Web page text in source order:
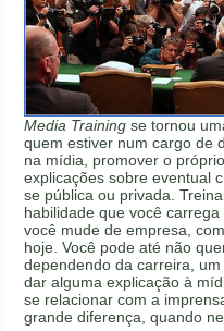
Media Training se tornou
quem estiver num cargo de
na mídia, promover o
explicações sobre eventual
se pública ou privada.
habilidade que você
você mude de empresa,
hoje. Você pode até não
dependendo da carreira,
dar alguma explicação à
se relacionar com a
grande diferença, quando